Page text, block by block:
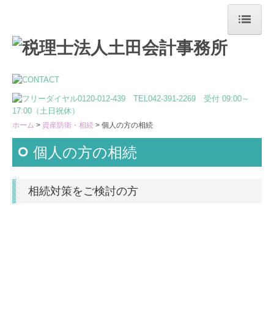
ホーム
最新情報
事務所案内
ご挨拶
事務所概要
ホーム 資産防衛・相続 個人の方の相続
個人の方の相続
相続対策をご検討の方